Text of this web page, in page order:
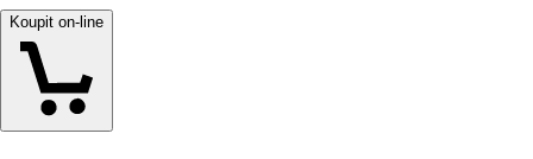
Koupit on-line